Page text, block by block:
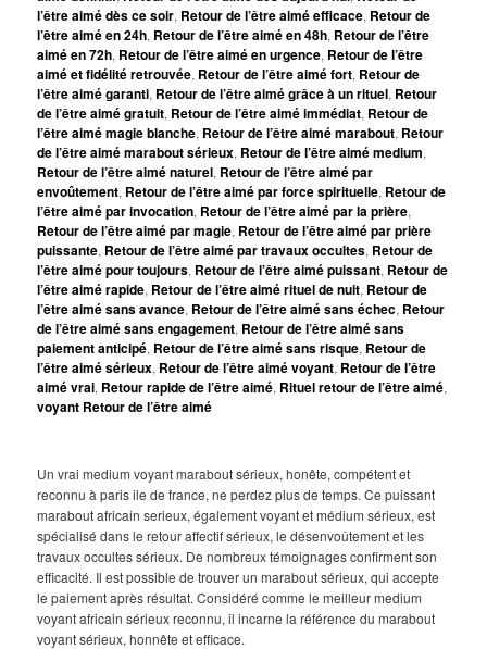
l’être aimé dès ce soir, Retour de l’être aimé efficace, Retour de
l’être aimé en 24h, Retour de l’être aimé en 48h, Retour de l’être
aimé en 72h, Retour de l’être aimé en urgence, Retour de l’être
aimé et fidélité retrouvée, Retour de l’être aimé fort, Retour de
l’être aimé garanti, Retour de l’être aimé grâce à un rituel, Retour
de l’être aimé gratuit, Retour de l’être aimé immédiat, Retour de
l’être aimé magie blanche, Retour de l’être aimé marabout, Retour
de l’être aimé marabout sérieux, Retour de l’être aimé medium,
Retour de l’être aimé naturel, Retour de l’être aimé par
envoûtement, Retour de l’être aimé par force spirituelle, Retour de
l’être aimé par invocation, Retour de l’être aimé par la prière,
Retour de l’être aimé par magie, Retour de l’être aimé par prière
puissante, Retour de l’être aimé par travaux occultes, Retour de
l’être aimé pour toujours, Retour de l’être aimé puissant, Retour de
l’être aimé rapide, Retour de l’être aimé rituel de nuit, Retour de
l’être aimé sans avance, Retour de l’être aimé sans échec, Retour
de l’être aimé sans engagement, Retour de l’être aimé sans
paiement anticipé, Retour de l’être aimé sans risque, Retour de
l’être aimé sérieux, Retour de l’être aimé voyant, Retour de l’être
aimé vrai, Retour rapide de l’être aimé, Rituel retour de l’être aimé,
voyant Retour de l’être aimé
Un vrai medium voyant marabout sérieux, honête, compétent et
reconnu à paris ile de france, ne perdez plus de temps. Ce puissant
marabout africain serieux, également voyant et médium sérieux, est
spécialisé dans le retour affectif sérieux, le désenvoûtement et les
travaux occultes sérieux. De nombreux témoignages confirment son
efficacité. Il est possible de trouver un marabout sérieux, qui accepte
le paiement après résultat. Considéré comme le meilleur medium
voyant africain sérieux reconnu, il incarne la référence du marabout
voyant sérieux, honnête et efficace.